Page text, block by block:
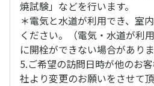
焼試験」などを行います。
＊電気と水道が利用でき、室
ください。（電気・水道が利
に開栓ができない場合がありま
5.ご希望の訪問日時が他のお
社より変更のお願いをさせて